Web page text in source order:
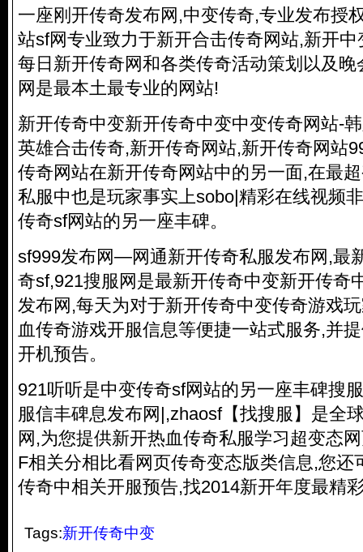
一座刚开传奇发布网,中变传奇,专业发布授
站sf网专业致力于新开合击传奇网站,新开
每日新开传奇网和各类传奇活动策划以及
网是最本土最专业的网站!
新开传奇中变新开传奇中变中变传奇网站-
英雄合击传奇,新开传奇网站,新开传奇网站
传奇网站在新开传奇网站中的另一面,在最
私服中也是玩家事实上sobo|精彩在线视频
传奇sf网站的另一座丰碑。
sf999发布网—网通新开传奇私服发布网,最
奇sf,921搜服网是最新开传奇中变新开传奇
发布网,每天为对于新开传奇中变传奇游戏
血传奇游戏开服信息等便捷一站式服务,并
开机预告。
921听听是中变传奇sf网站的另一座丰碑搜
服信丰碑息发布网|,zhaosf【找搜服】是全
网,为您提供新开热血传奇私服学习超变态
F相关分相比看网页传奇变态版类信息,您还
传奇中相关开服预告,找2014新开年度最精
Tags:新开传奇中变